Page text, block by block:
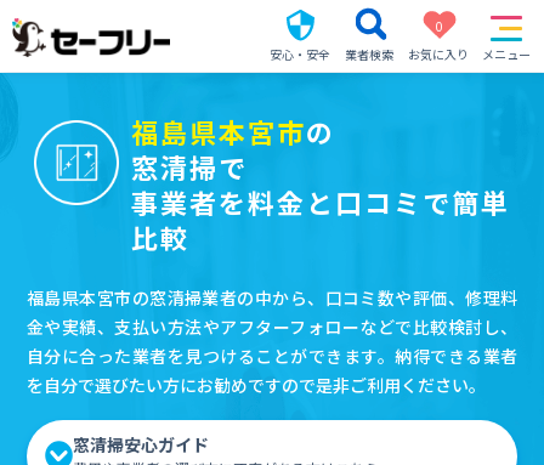
安心・安全 業者検索
0
お気に入り
メニュー
福島県本宮市の
窓清掃で
事業者を料金と口コミで簡単
比較
福島県本宮市の窓清掃業者の中から、口コミ数や評価、修理料
金や実績、支払い方法やアフターフォローなどで比較検討し、
自分に合った業者を見つけることができます。納得できる業者
を自分で選びたい方にお勧めですので是非ご利用ください。
窓清掃安心ガイド